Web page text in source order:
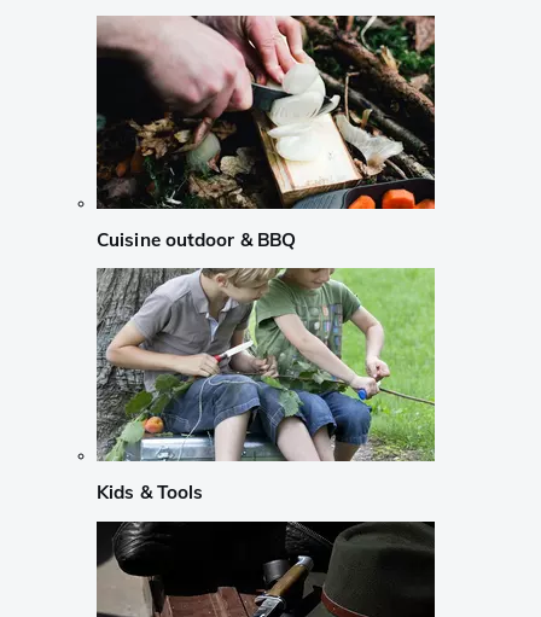
Cuisine outdoor & BBQ
Kids & Tools